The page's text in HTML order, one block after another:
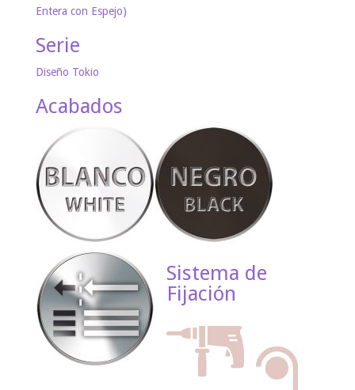
Entera con Espejo)
Serie
Diseño Tokio
Acabados
Sistema de
Fijación